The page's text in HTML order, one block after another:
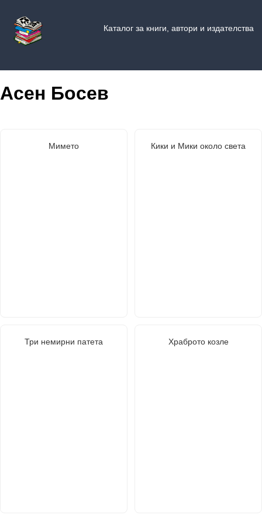
Каталог за книги, автори и издателства
Асен Босев
Мимето Кики и Мики около света
Три немирни патета Храброто козле